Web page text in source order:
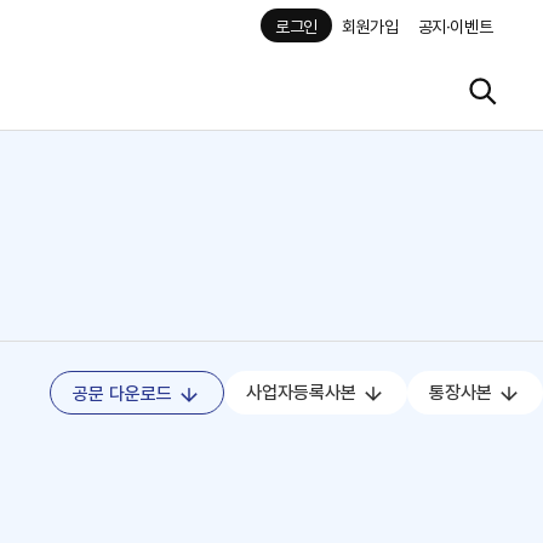
로그인 회원가입 공지·이벤트
공문 다운로드 사업자등록사본 통장사본